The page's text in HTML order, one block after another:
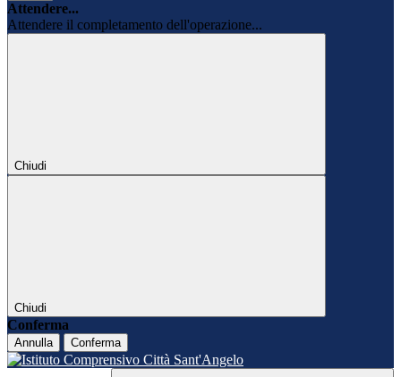
Attendere...
Attendere il completamento dell'operazione...
Chiudi
Chiudi
Conferma
Annulla Conferma